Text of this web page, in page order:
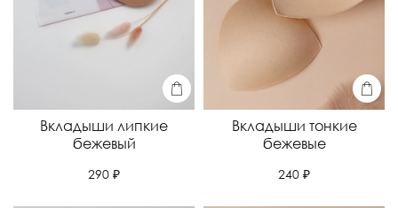
Вкладыши липкие
бежевый
290 ₽
Вкладыши тонкие
бежевые
240 ₽